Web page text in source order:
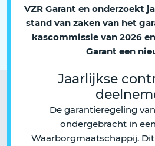
VZR Garant en onderzoekt
stand van zaken van het
kascommissie van 2026
Garant een
Jaarlijkse
De garantieregeling
ondergebracht in
Waarborgmaatschappij.